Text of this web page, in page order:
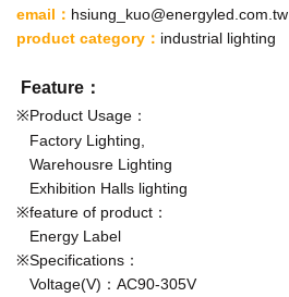
email ： hsiung_kuo@energyled.com.tw
product category ： industrial lighting
Feature：
※Product Usage：
Factory Lighting,
Warehousre Lighting
Exhibition Halls lighting
※feature of product：
Energy Label
※Specifications：
Voltage(V)：AC90-305V